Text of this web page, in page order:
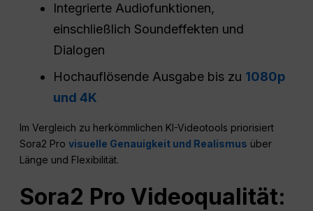
Integrierte Audiofunktionen,
einschließlich Soundeffekten und
Dialogen
Hochauflösende Ausgabe bis zu 1080p
und 4K
Im Vergleich zu herkömmlichen KI-Videotools priorisiert
Sora2 Provisuelle Genauigkeit und Realismus über
Länge und Flexibilität.
Sora2 Pro Videoqualität: